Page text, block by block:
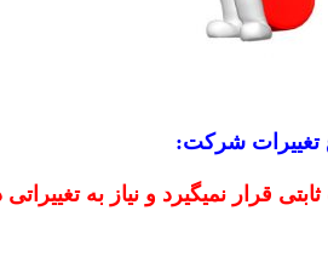
تغییرات شرکت:
قرار نمیگیرد و نیاز به تغییراتی